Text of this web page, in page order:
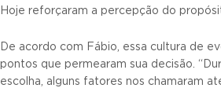
Hoje reforçaram a percepção do
De acordo com Fábio, essa cultura de
pontos que permearam sua decisão.
escolha, alguns fatores nos chamaram